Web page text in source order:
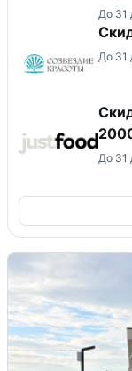
До 31
До 31
До 31